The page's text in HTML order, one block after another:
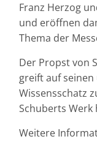
Franz Herzog
und eröffnen
Thema der
Der Propst von
greift auf
Wissensschatz
Schuberts Werk
Weitere